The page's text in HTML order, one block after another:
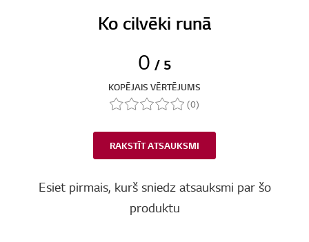
Ko cilvēki runā
0 / 5
KOPĒJAIS VĒRTĒJUMS
(0)
RAKSTĪT ATSAUKSMI
Esiet pirmais, kurš sniedz atsauksmi par šo
produktu